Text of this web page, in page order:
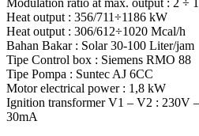
Modulation ratio at max. output : 2 ÷ 1
Heat output : 356/711÷1186 kW
Heat output : 306/612÷1020 Mcal/h
Bahan Bakar : Solar 30-100 Liter/jam
Tipe Control box : Siemens RMO 88
Tipe Pompa : Suntec AJ 6CC
Motor electrical power : 1,8 kW
Ignition transformer V1 – V2 : 230V
30mA